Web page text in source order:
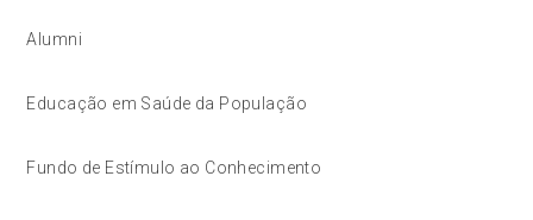
Alumni
Educação em Saúde da População
Fundo de Estímulo ao Conhecimento